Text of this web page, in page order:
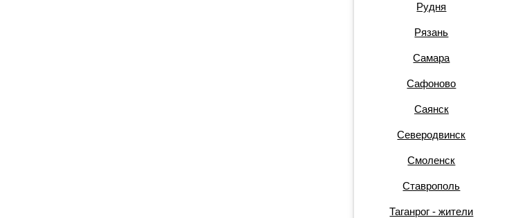
Рудня
Рязань
Самара
Сафоново
Саянск
Северодвинск
Смоленск
Ставрополь
Таганрог - жители